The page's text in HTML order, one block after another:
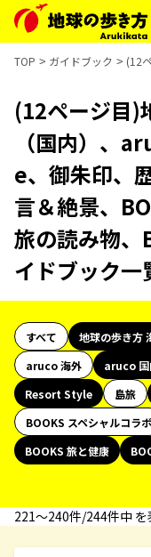
TOP ガイドブック (12
(12ページ目)
（国内）、
e、御朱印、
言＆絶景、
旅の読み物
イドブック一
すべて 地球の歩き方
aruco 海外
aruco 国
Resort Style
島旅
BOOKS スペシャルコラボ
BOOKS 旅と健康
221〜240件/244件中 を